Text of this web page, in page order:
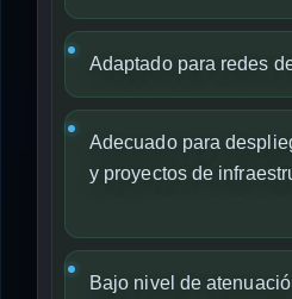
Adaptado para redes
Adecuado para
y proyectos de
Bajo nivel de